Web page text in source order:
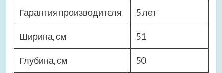
Гарантия производителя 5 лет
Ширина, см 51
Глубина, см 50